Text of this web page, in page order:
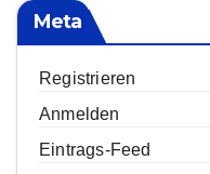
Meta
Registrieren
Anmelden
Eintrags-Feed